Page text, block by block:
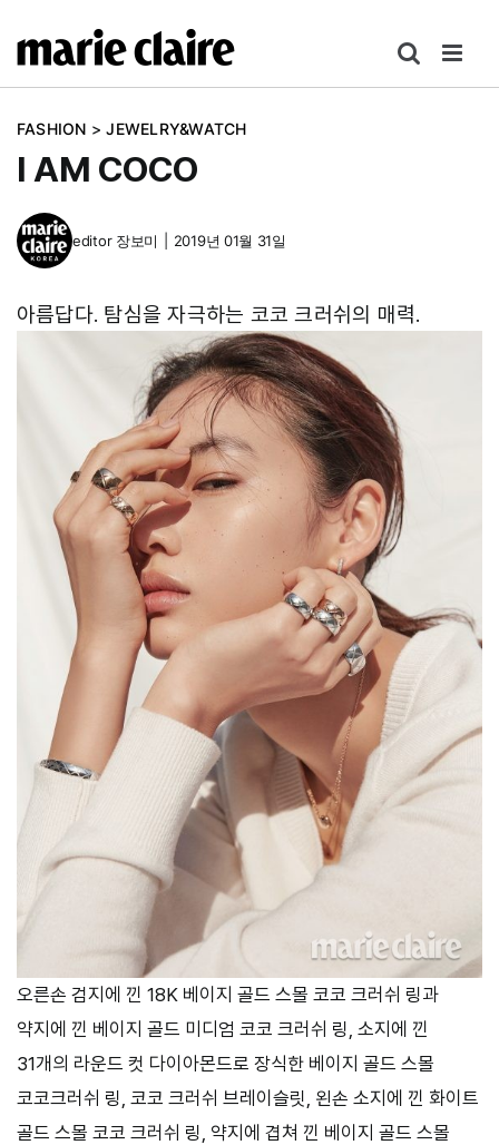
텐
FASHION > JEWELRY&WATCH
I AM COCO
editor 장보미 2019년 01월 31일
아름답다. 탐심을 자극하는 코코 크러쉬의 매력.
오른손 검지에 낀 18K 베이지 골드 스몰 코코 크러쉬 링과
약지에 낀 베이지 골드 미디엄 코코 크러쉬 링, 소지에 낀
31개의 라운드 컷 다이아몬드로 장식한 베이지 골드 스몰
코코크러쉬 링, 코코 크러쉬 브레이슬릿, 왼손 소지에 낀 화이트
골드 스몰 코코 크러쉬 링, 약지에 겹쳐 낀 베이지 골드 스몰